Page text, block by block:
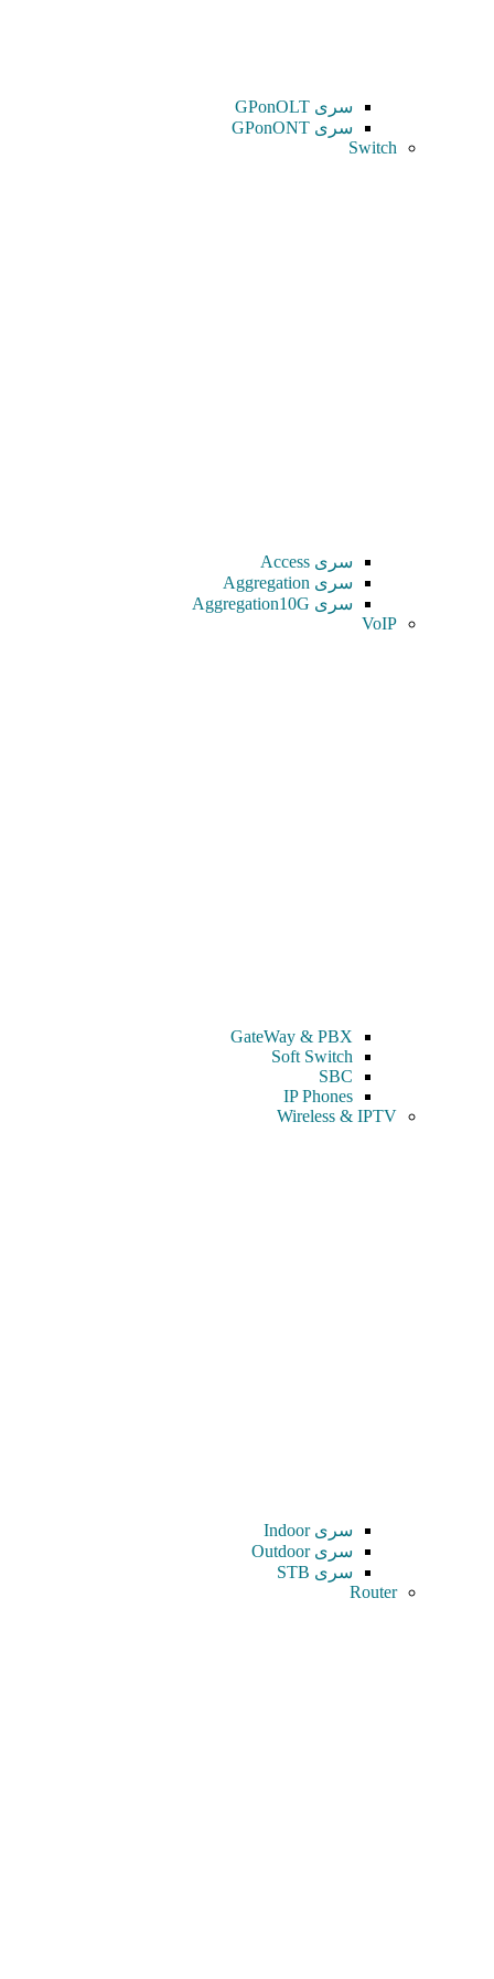
سری GPonOLT
سری GPonONT
Switch
سری Access
سری Aggregation
سری Aggregation10G
VoIP
GateWay & PBX
Soft Switch
SBC
IP Phones
Wireless & IPTV
سری Indoor
سری Outdoor
سری STB
Router